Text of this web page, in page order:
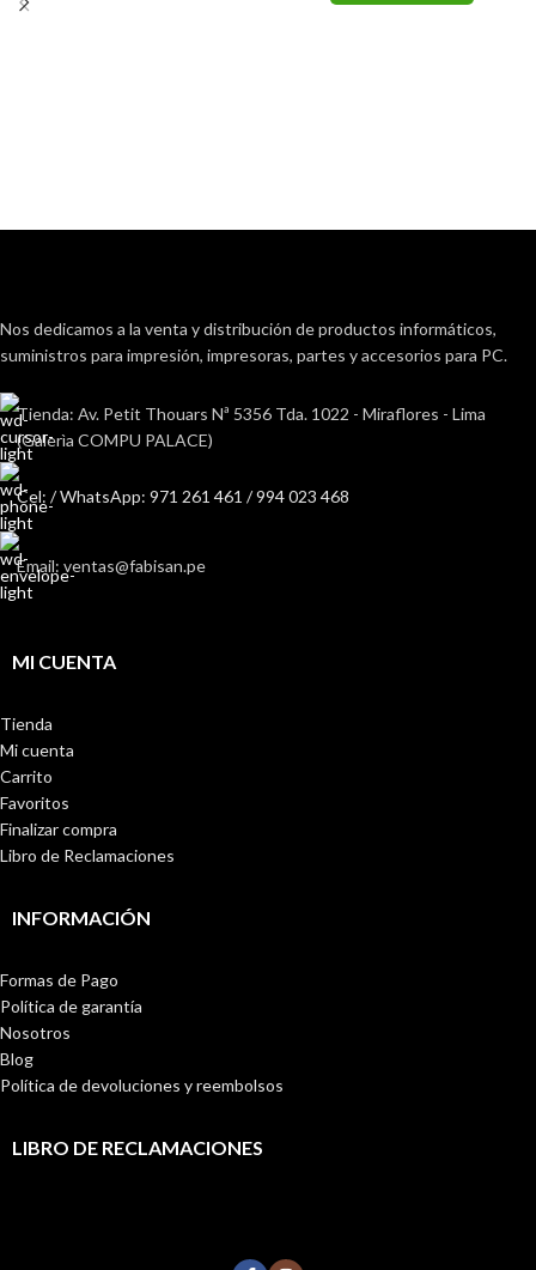
Nos dedicamos a la venta y distribución de productos informáticos,
suministros para impresión, impresoras, partes y accesorios para PC.
Tienda: Av. Petit Thouars Nª 5356 Tda. 1022 - Miraflores - Lima
(Galerìa COMPU PALACE)
Cel: / WhatsApp: 971 261 461 / 994 023 468
Email: ventas@fabisan.pe
MI CUENTA
Tienda
Mi cuenta
Carrito
Favoritos
Finalizar compra
Libro de Reclamaciones
INFORMACIÓN
Formas de Pago
Política de garantía
Nosotros
Blog
Política de devoluciones y reembolsos
LIBRO DE RECLAMACIONES